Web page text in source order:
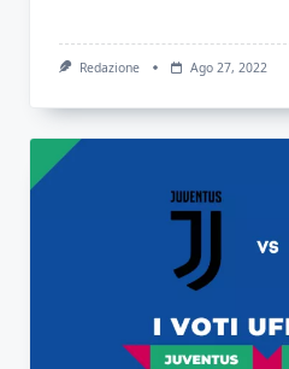
Redazione Ago 27, 2022